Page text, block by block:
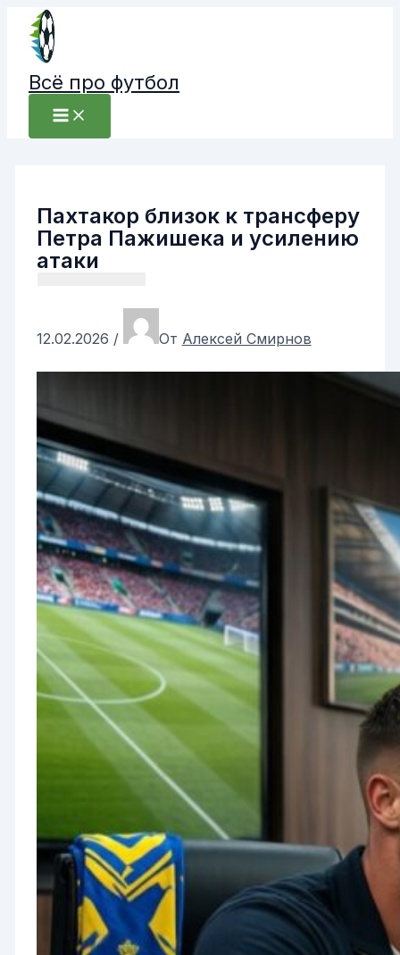
Перейти
содержимому
Всё про футбол
Пахтакор близок к трансферу
Петра Пажишека и усилению
атаки
12.02.2026 / От Алексей Смирнов